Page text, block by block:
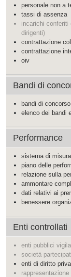
personale non a
tassi di assenza
incarichi conferiti
dirigenti)
contrattazione
contrattazione
oiv
Bandi di
bandi di concorso
elenco dei bandi
Performance
sistema di
piano delle
relazione sulla
ammontare
dati relativi ai
benessere
Enti controllati
enti pubblici
società
enti di diritto